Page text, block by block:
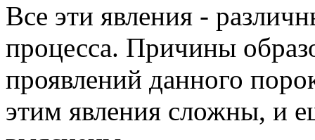
Все эти явления -
процесса. Причины
проявлений данного
этим явления сложны, и